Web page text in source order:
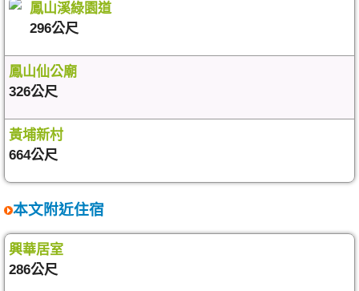
鳳山溪綠園道
296公尺
鳳山仙公廟
326公尺
黃埔新村
664公尺
本文附近住宿
興華居室
286公尺